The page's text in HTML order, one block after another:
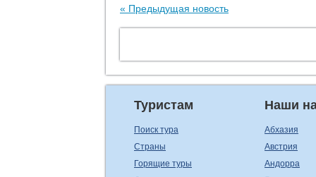
« Предыдущая новость
Туристам
Поиск тура
Страны
Горящие туры
Наши
Абхазия
Австрия
Андорра